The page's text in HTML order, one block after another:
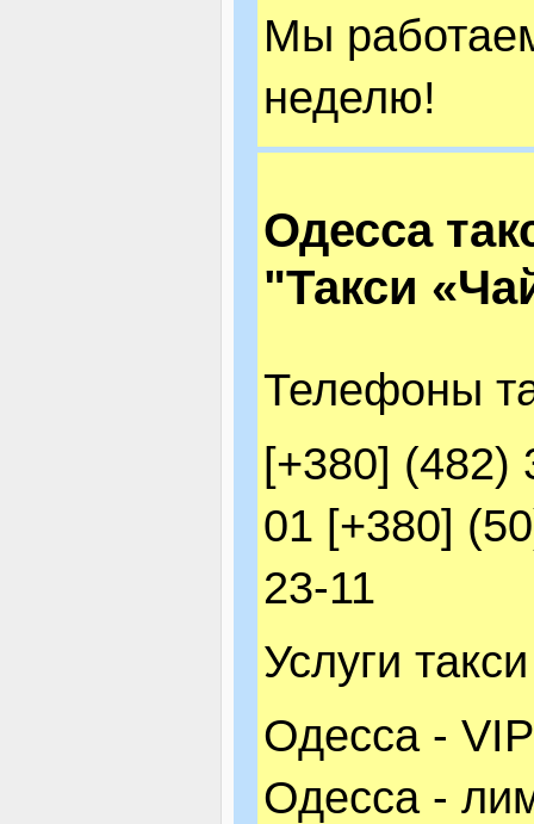
Мы
неделю!
Одесса
"Такси
Телефоны
[+380] (482)
01 [+380]
23-11
Услуги
Одесса -
Одесса -